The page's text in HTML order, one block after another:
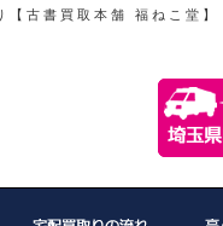
古書買取本舗 福ねこ堂】